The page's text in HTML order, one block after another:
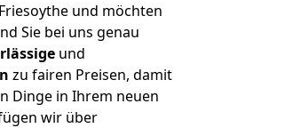
und möchten
Sie bei uns genau
und
zu fairen Preisen, damit
Dinge in Ihrem neuen
wir über